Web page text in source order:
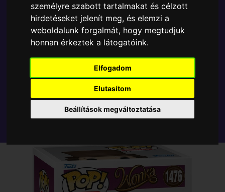
személyre szabott tartalmakat és célzott
hirdetéseket jelenít meg, és elemzi a
weboldalunk forgalmát, hogy megtudjuk
honnan érkeztek a látogatóink.
Elfogadom
Elutasítom
Beállítások megváltoztatása
TOVÁBB A VÁSÁRLÁSRA
Tetszik? Osszd meg másokkal!